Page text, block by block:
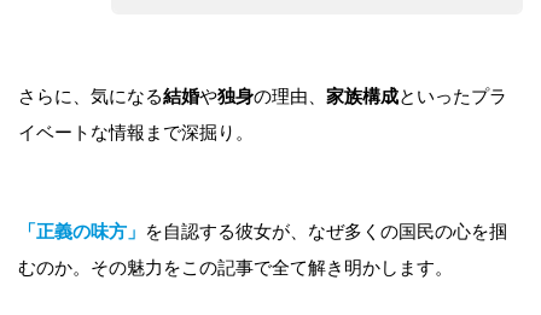
さらに、気になる結婚や独身の理由、 家族構成といったプラ
イベートな情報まで深掘り。
「正義の味方」 を自認する彼女が、なぜ多くの国民の心を掴
むのか。その魅力をこの記事で全て解き明かします。